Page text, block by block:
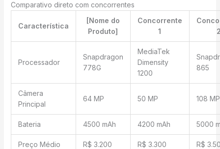
Comparativo direto com concorrentes
Característica
[Nome do
Produto]
Concorrente
1
Processador
Snapdragon
778G
MediaTek
Dimensity
1200
865
Câmera
Principal
64 MP 50 MP 108 MP
Bateria 4500 mAh 4200 mAh 5000
Preço Médio R$ 3.200 R$ 3.300 R$